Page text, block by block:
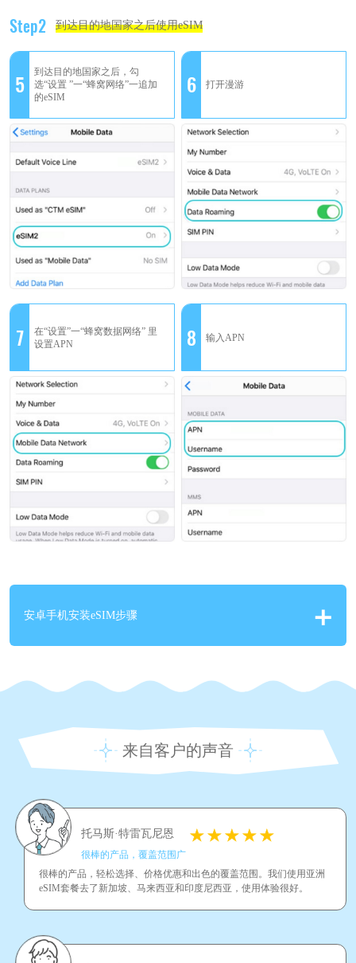
Step2 到达目的地国家之后使用eSIM
5
到达目的地国家之后，勾
选“设置 ”一“蜂窝网络”一追加
的eSIM
6 打开漫游
7
在“设置”一“蜂窝数据网络” 里
设置APN
8 输入APN
安卓手机安装eSIM步骤
来自客户的声音
托马斯·特雷瓦尼恩
很棒的产品，覆盖范围广
很棒的产品，轻松选择、价格优惠和出色的覆盖范围。我们使用亚洲
eSIM套餐去了新加坡、马来西亚和印度尼西亚，使用体验很好。